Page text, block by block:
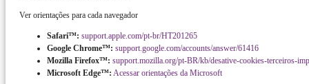
Ver orientações para cada navegador
Safari™: support.apple.com/pt-br/HT201265
Google Chrome™: support.google.com/accounts/answer/61416
Mozilla Firefox™: support.mozilla.org/pt-BR/kb/desative-cookies-terceiros-
Microsoft Edge™: Acessar orientações da Microsoft